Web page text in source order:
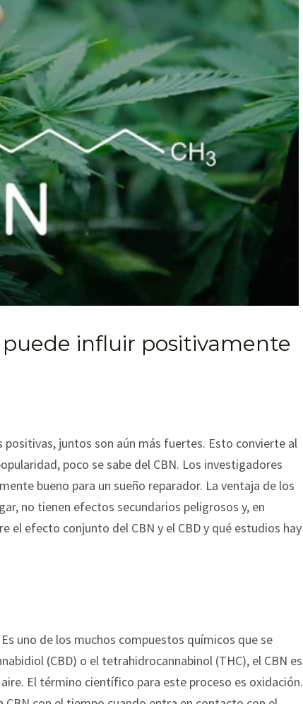
influir positivamente
juntos son aún más fuertes. Esto convierte al
poco se sabe del CBN. Los investigadores
bueno para un sueño reparador. La ventaja de los
no tienen efectos secundarios peligrosos y, en
el efecto conjunto del CBN y el CBD y qué estudios hay
uno de los muchos compuestos químicos que se
(CBD) o el tetrahidrocannabinol (THC), el CBN es
El término científico para este proceso es oxidación.